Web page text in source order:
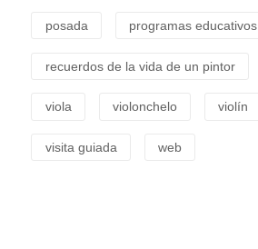
posada programas educativos
recuerdos de la vida de un pintor
viola violonchelo violín
visita guiada web